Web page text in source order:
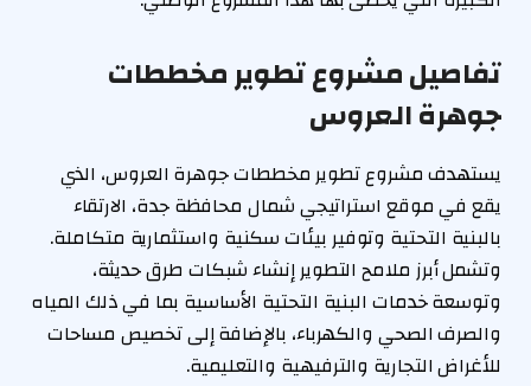
تفاصيل مشروع تطوير مخططات
جوهرة العروس
يستهدف مشروع تطوير مخططات جوهرة العروس، الذي
يقع في موقع استراتيجي شمال محافظة جدة، الارتقاء
بالبنية التحتية وتوفير بيئات سكنية واستثمارية متكاملة.
وتشمل أبرز ملامح التطوير إنشاء شبكات طرق حديثة،
وتوسعة خدمات البنية التحتية الأساسية بما في ذلك المياه
والصرف الصحي والكهرباء، بالإضافة إلى تخصيص مساحات
للأغراض التجارية والترفيهية والتعليمية.